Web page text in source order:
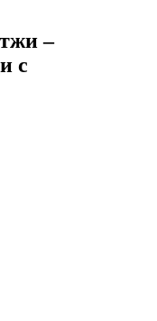
–
с